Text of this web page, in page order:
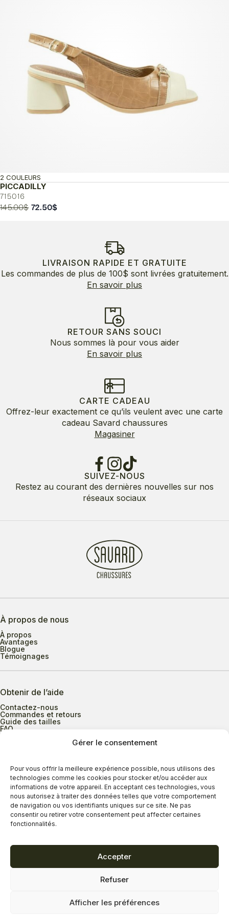
Gérer le consentement
Pour vous offrir la meilleure expérience possible, nous utilisons des
technologies comme les cookies pour stocker et/ou accéder aux
informations de votre appareil. En acceptant ces technologies, vous
nous autorisez à traiter des données telles que votre comportement
de navigation ou vos identifiants uniques sur ce site. Ne pas
consentir ou retirer votre consentement peut affecter certaines
fonctionnalités.
Accepter
Refuser
Afficher les préférences
PICCADILLY
715016
2 COULEURS
145.00$ Le
72.50$Le
LIVRAISON RAPIDE ET GRATUITE
Les commandes de plus de 100$ sont livrées gratuitement.
En savoir plus
RETOUR SANS SOUCI
Nous sommes là pour vous aider
En savoir plus
CARTE CADEAU
Offrez-leur exactement ce qu’ils veulent avec une carte
cadeau Savard chaussures
Magasiner
SUIVEZ-NOUS
Restez au courant des dernières nouvelles sur nos
réseaux sociaux
À propos de nous
À propos
Avantages
Blogue
Témoignages
Obtenir de l’aide
Contactez-nous
Commandes et retours
Guide des tailles
FAQ
Heures d’ouverture
Lundi au mercredi
9h00 à 17h30
Jeudi
9h00 à 20h00
Vendredi
9h00 à 18h00
Dimanche
11h00 à 16h30
Termes et conditions